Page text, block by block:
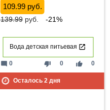
109.99 руб.
139.99руб. -21%
Вода детская питьевая
thumb_down 0 thumb_up 0
mode_comment 0
Осталось 2 дня